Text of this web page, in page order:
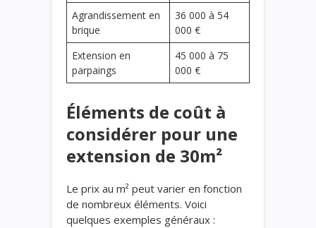
Agrandissement en
brique
36 000 à 54
000 €
Extension en
parpaings
45 000 à 75
000 €
Éléments de coût à
considérer pour une
extension de 30m²
Le prix au m² peut varier en fonction
de nombreux éléments. Voici
quelques exemples généraux :